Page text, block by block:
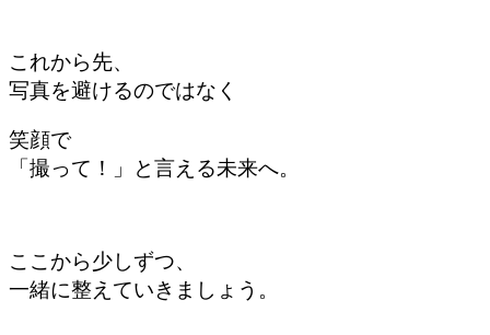
これから先、
写真を避けるのではなく
笑顔で
「撮って！」と言える未来へ。
ここから少しずつ、
一緒に整えていきましょう。